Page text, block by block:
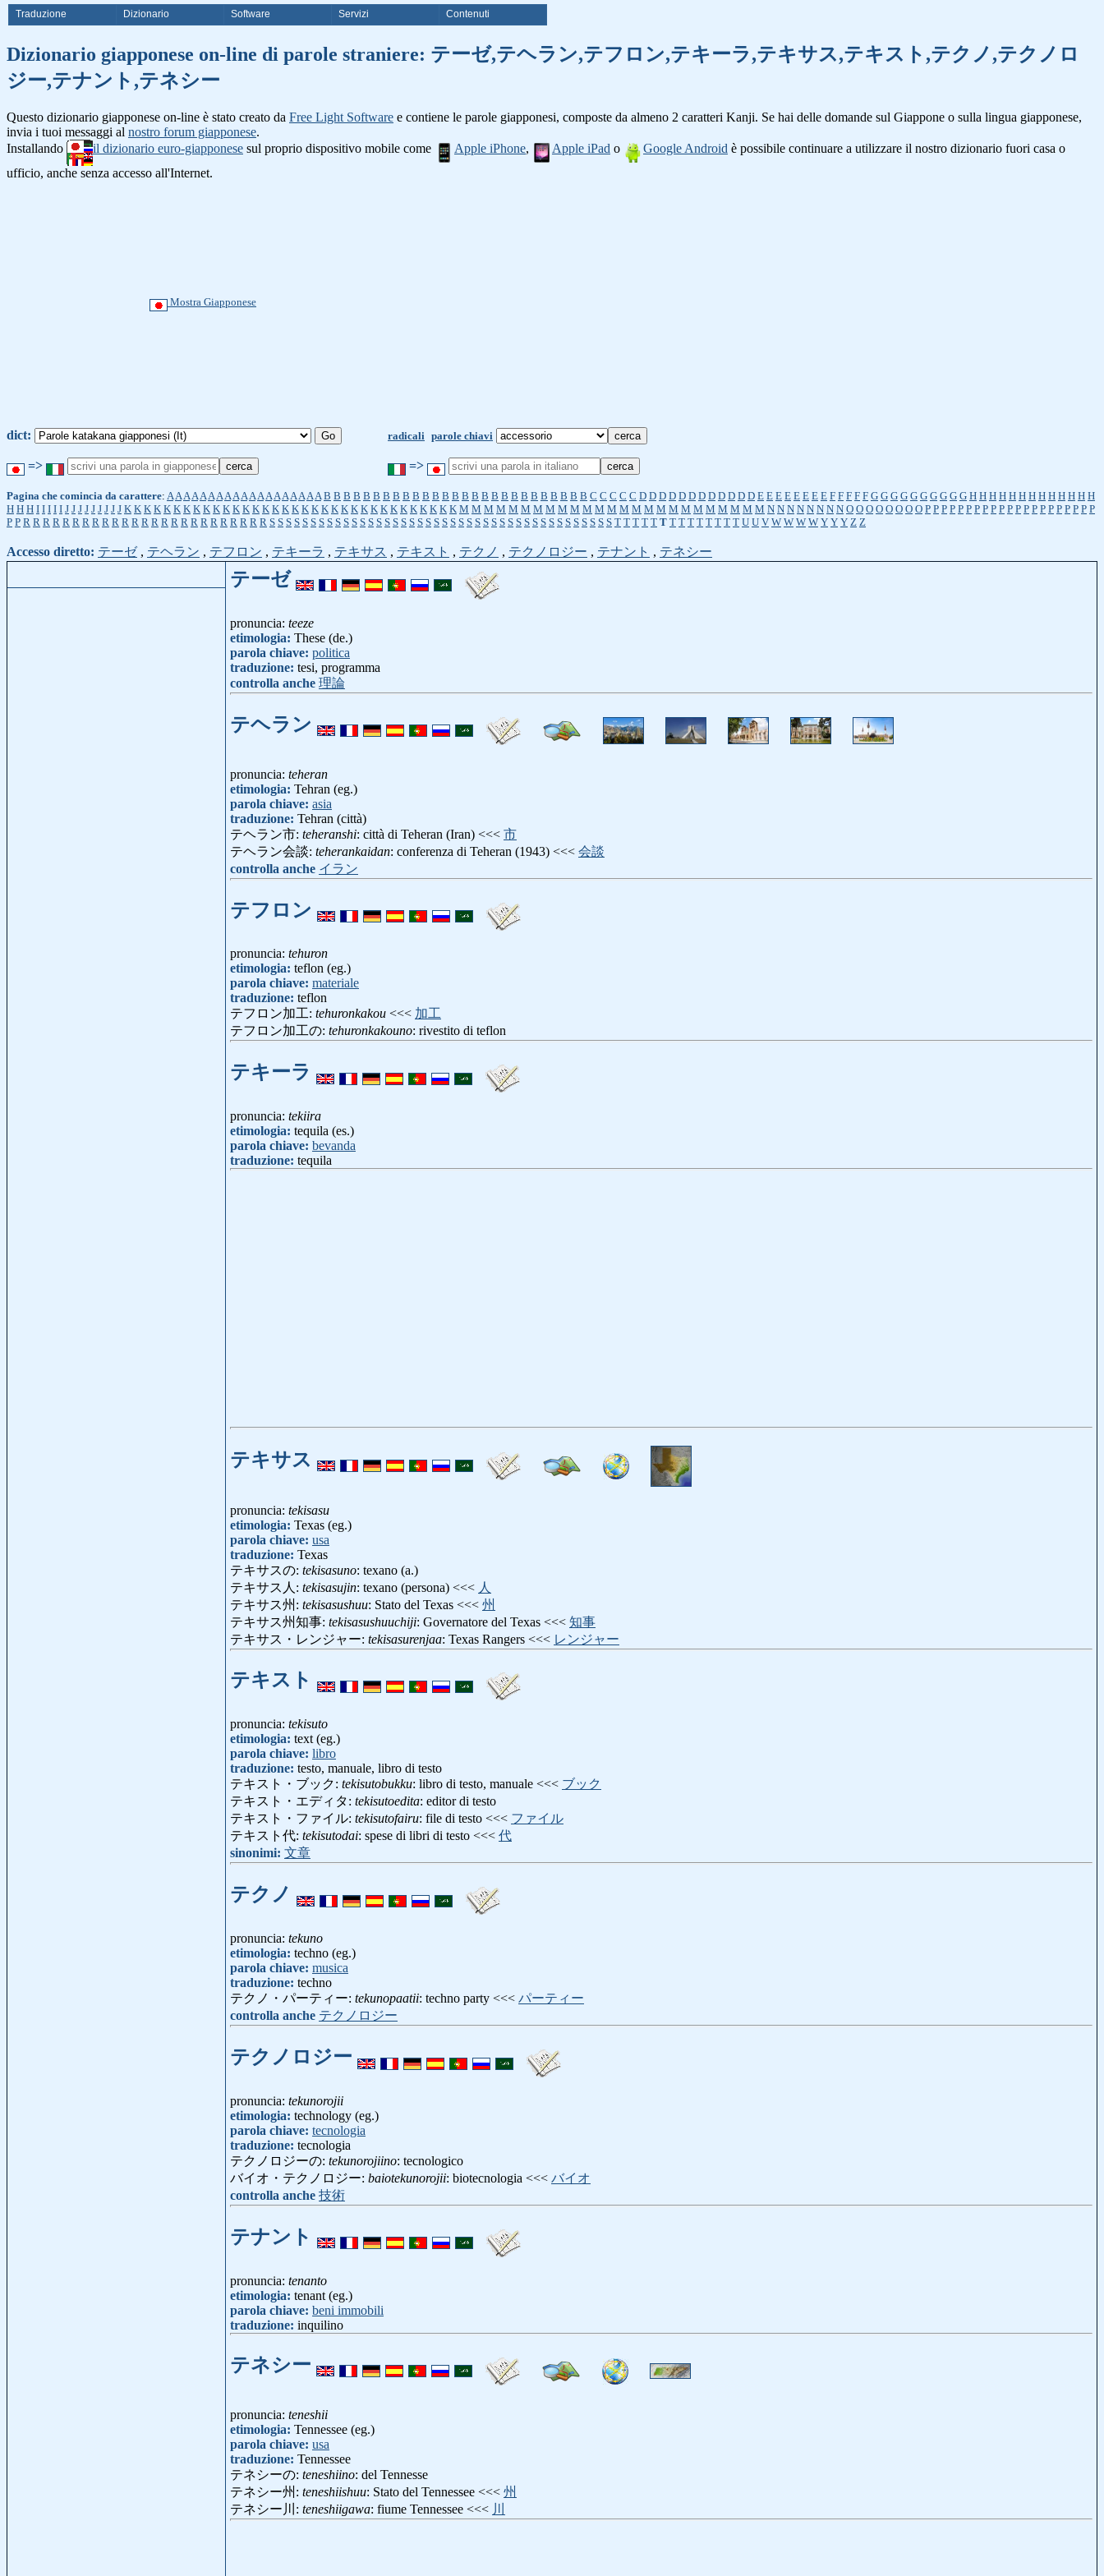
Traduzione Dizionario Software Servizi Contenuti
Dizionario giapponese on-line di parole straniere: テーゼ,テヘラン,テフロン,テキーラ,テキサス,テキスト,テクノ,テクノロ
ジー,テナント,テネシー
Questo dizionario giapponese on-line è stato creato da Free Light Software e contiene le parole giapponesi, composte da almeno 2 caratteri Kanji. Se hai delle domande sul Giappone o sulla lingua giapponese,
invia i tuoi messaggi al nostro forum giapponese.
Installando
il dizionario euro-giapponese sul proprio dispositivo mobile come Apple iPhone, Apple iPad o Google Android è possibile continuare a utilizzare il nostro dizionario fuori casa o
ufficio, anche senza accesso all'Internet.
Mostra Giapponese
dict: radicali parole chiavi
=> =>
Pagina che comincia da carattere: A A A A A A A A A A A A A A A A A A A B B B B B B B B B B B B B B B B B B B B B B B B B B B C C C C C D D D D D D D D D D D D E E E E E E E E F F F F F G G G G G G G G G G H H H H H H H H H H H H H
H H H I I I I I J J J J J J J J J K K K K K K K K K K K K K K K K K K K K K K K K K K K K K K K K K K M M M M M M M M M M M M M M M M M M M M M M M M M N N N N N N N N O O O O O O O O P P P P P P P P P P P P P P P P P P P P P
P P R R R R R R R R R R R R R R R R R R R R R R R R R S S S S S S S S S S S S S S S S S S S S S S S S S S S S S S S S S S S S S S S S S S T T T T T T T T T T T T T T U U V W W W W Y Y Y Z Z
Accesso diretto: テーゼ, テヘラン , テフロン , テキーラ , テキサス , テキスト , テクノ , テクノロジー , テナント , テネシー
テーゼ
pronuncia: teeze
etimologia: These (de.)
parola chiave: politica
traduzione: tesi, programma
controlla anche 理論
テヘラン
pronuncia: teheran
etimologia: Tehran (eg.)
parola chiave: asia
traduzione: Tehran (città)
テヘラン市: teheranshi: città di Teheran (Iran) <<< 市
テヘラン会談: teherankaidan: conferenza di Teheran (1943) <<< 会談
controlla anche イラン
テフロン
pronuncia: tehuron
etimologia: teflon (eg.)
parola chiave: materiale
traduzione: teflon
テフロン加工: tehuronkakou <<< 加工
テフロン加工の: tehuronkakouno: rivestito di teflon
テキーラ
pronuncia: tekiira
etimologia: tequila (es.)
parola chiave: bevanda
traduzione: tequila
テキサス
pronuncia: tekisasu
etimologia: Texas (eg.)
parola chiave: usa
traduzione: Texas
テキサスの: tekisasuno: texano (a.)
テキサス人: tekisasujin: texano (persona) <<< 人
テキサス州: tekisasushuu: Stato del Texas <<< 州
テキサス州知事: tekisasushuuchiji: Governatore del Texas <<< 知事
テキサス・レンジャー: tekisasurenjaa: Texas Rangers <<< レンジャー
テキスト
pronuncia: tekisuto
etimologia: text (eg.)
parola chiave: libro
traduzione: testo, manuale, libro di testo
テキスト・ブック: tekisutobukku: libro di testo, manuale <<< ブック
テキスト・エディタ: tekisutoedita: editor di testo
テキスト・ファイル: tekisutofairu: file di testo <<< ファイル
テキスト代: tekisutodai: spese di libri di testo <<< 代
sinonimi: 文章
テクノ
pronuncia: tekuno
etimologia: techno (eg.)
parola chiave: musica
traduzione: techno
テクノ・パーティー: tekunopaatii: techno party <<< パーティー
controlla anche テクノロジー
テクノロジー
pronuncia: tekunorojii
etimologia: technology (eg.)
parola chiave: tecnologia
traduzione: tecnologia
テクノロジーの: tekunorojiino: tecnologico
バイオ・テクノロジー: baiotekunorojii: biotecnologia <<< バイオ
controlla anche 技術
テナント
pronuncia: tenanto
etimologia: tenant (eg.)
parola chiave: beni immobili
traduzione: inquilino
テネシー
pronuncia: teneshii
etimologia: Tennessee (eg.)
parola chiave: usa
traduzione: Tennessee
テネシーの: teneshiino: del Tennesse
テネシー州: teneshiishuu: Stato del Tennessee <<< 州
テネシー川: teneshiigawa: fiume Tennessee <<< 川